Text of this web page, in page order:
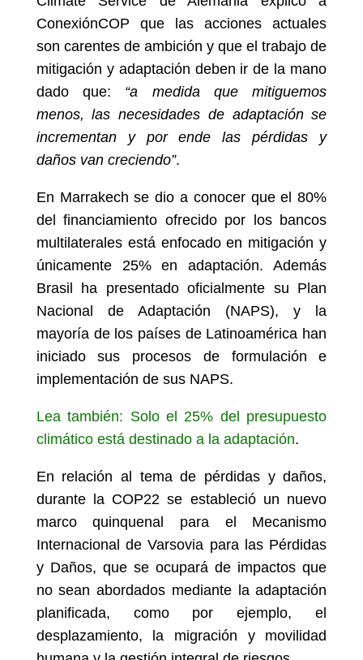
ConexiónCOP que las acciones actuales
son carentes de ambición y que el trabajo de
mitigación y adaptación deben ir de la mano
dado que: “a medida que mitiguemos
menos, las necesidades de adaptación se
incrementan y por ende las pérdidas y
daños van creciendo”.
En Marrakech se dio a conocer que el 80%
del financiamiento ofrecido por los bancos
multilaterales está enfocado en mitigación y
únicamente 25% en adaptación. Además
Brasil ha presentado oficialmente su Plan
Nacional de Adaptación (NAPS), y la
mayoría de los países de Latinoamérica han
iniciado sus procesos de formulación e
implementación de sus NAPS.
Lea también: Solo el 25% del presupuesto
climático está destinado a la adaptación.
En relación al tema de pérdidas y daños,
durante la COP22 se estableció un nuevo
marco quinquenal para el Mecanismo
Internacional de Varsovia para las Pérdidas
y Daños, que se ocupará de impactos que
no sean abordados mediante la adaptación
planificada, como por ejemplo, el
desplazamiento, la migración y movilidad